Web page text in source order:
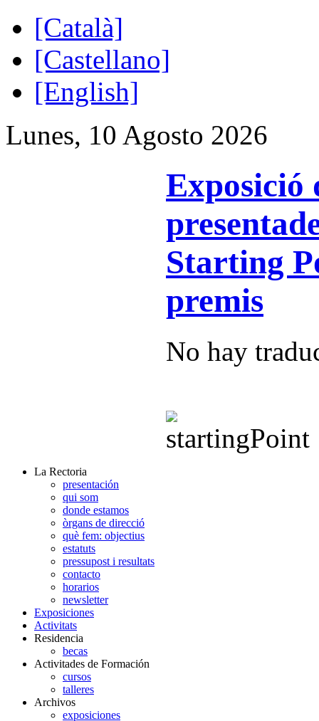
[Català]
[Castellano]
[English]
Lunes, 10 Agosto 2026
Exposició
Starting
premis
No hay
La Rectoria
presentación
qui som
donde estamos
òrgans de direcció
què fem: objectius
estatuts
pressupost i resultats
contacto
horarios
newsletter
Exposiciones
Activitats
Residencia
becas
Activitades de Formación
cursos
talleres
Archivos
exposiciones